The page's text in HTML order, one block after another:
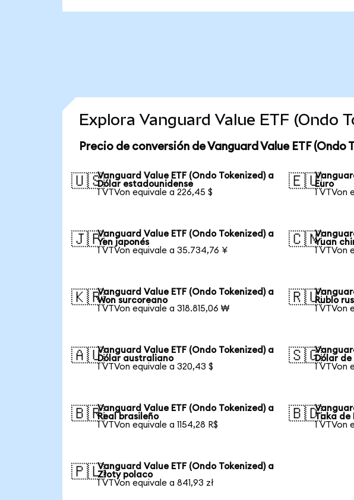
Explora Vanguard Value ETF (Ondo
Precio de conversión de Vanguard Value ETF (Ondo
🇺🇸Vanguard Value ETF (Ondo Tokenized) a
Dólar estadounidense
1 VTVon equivale a 226,45 $
🇪🇺Euro
1 VTVon
🇯🇵Vanguard Value ETF (Ondo Tokenized) a
Yen japonés
1 VTVon equivale a 35.734,76 ¥
🇨🇳Yuan
1 VTVon
🇰🇷Vanguard Value ETF (Ondo Tokenized) a
Won surcoreano
1 VTVon equivale a 318.815,06 ₩
🇷🇺Rublo
1 VTVon
🇦🇺Vanguard Value ETF (Ondo Tokenized) a
Dólar australiano
1 VTVon equivale a 320,43 $
🇸🇬Dólar de
1 VTVon
🇧🇷Vanguard Value ETF (Ondo Tokenized) a
Real brasileño
1 VTVon equivale a 1154,28 R$
🇧🇩Taka de
1 VTVon
🇵🇱Vanguard Value ETF (Ondo Tokenized) a
Złoty polaco
1 VTVon equivale a 841,93 zł